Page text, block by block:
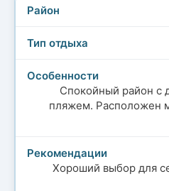
Спокойный район с
пляжем. Расположен
Хороший выбор для